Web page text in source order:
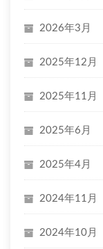
2026年3月
2025年12月
2025年11月
2025年6月
2025年4月
2024年11月
2024年10月